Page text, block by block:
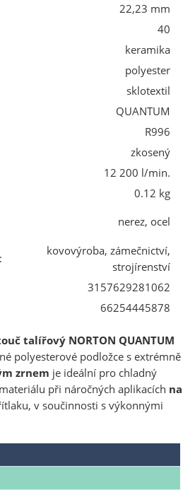
22,23 mm
40
keramika
polyester
sklotextil
QUANTUM
R996
zkosený
12 200 l/min.
0.12 kg
nerez, ocel
kovovýroba, zámečnictví,
strojírenství
3157629281062
66254445878
talířový NORTON QUANTUM
polyesterové podložce s extrémně
zrnem je ideální pro chladný
při náročných aplikacích na
v součinnosti s výkonnými